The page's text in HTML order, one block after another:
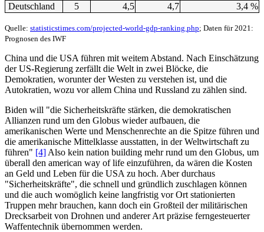
Deutschland
5 4,5 4,7 3,4 %
Quelle: statisticstimes.com/projected-world-gdp-ranking.php; Daten für 2021:
Prognosen des IWF
China und die USA führen mit weitem Abstand. Nach Einschätzung
der US-Regierung zerfällt die Welt in zwei Blöcke, die
Demokratien, worunter der Westen zu verstehen ist, und die
Autokratien, wozu vor allem China und Russland zu zählen sind.
Biden will "die Sicherheitskräfte stärken, die demokratischen
Allianzen rund um den Globus wieder aufbauen, die
amerikanischen Werte und Menschenrechte an die Spitze führen und
die amerikanische Mittelklasse ausstatten, in der Weltwirtschaft zu
führen" [4] Also kein nation building mehr rund um den Globus, um
überall den american way of life einzuführen, da wären die Kosten
an Geld und Leben für die USA zu hoch. Aber durchaus
"Sicherheitskräfte", die schnell und gründlich zuschlagen können
und die auch womöglich keine langfristig vor Ort stationierten
Truppen mehr brauchen, kann doch ein Großteil der militärischen
Drecksarbeit von Drohnen und anderer Art präzise ferngesteuerter
Waffentechnik übernommen werden.